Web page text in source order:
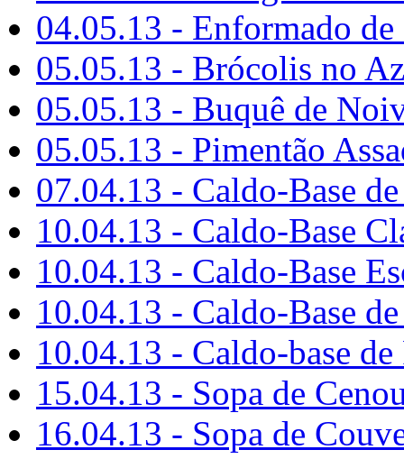
04.05.13 - Enformado de
05.05.13 - Brócolis no
05.05.13 - Buquê de
05.05.13 - Pimentão
07.04.13 - Caldo-Base de
10.04.13 - Caldo-Base
10.04.13 - Caldo-Base
10.04.13 - Caldo-Base
10.04.13 - Caldo-base de
15.04.13 - Sopa de
16.04.13 - Sopa de